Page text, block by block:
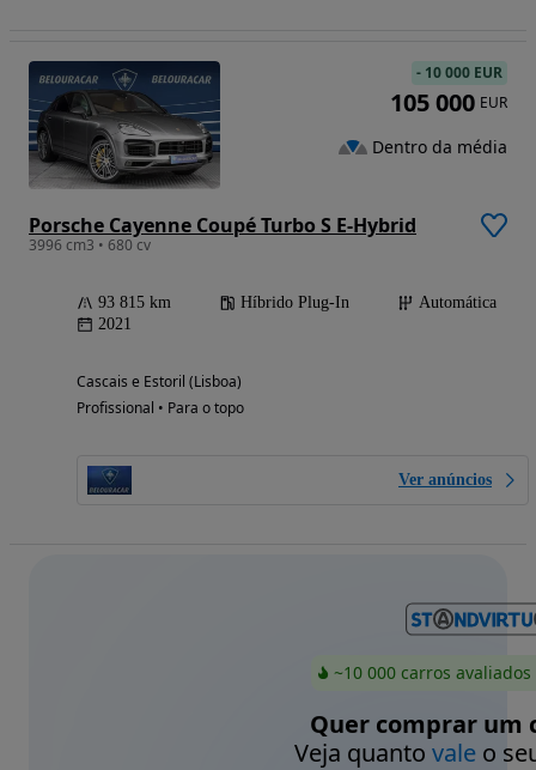
Porsche Cayenne Coupé Turbo S E-Hybrid
3996 cm3 • 680 cv
93 815 km Híbrido Plug-In
Automática
2021
Cascais e Estoril (Lisboa)
Profissional • Para o topo
Ver anúncios
- 10 000 EUR
105 000 EUR
Dentro da média
~10 000 carros
Quer comprar um
Veja quanto valeo